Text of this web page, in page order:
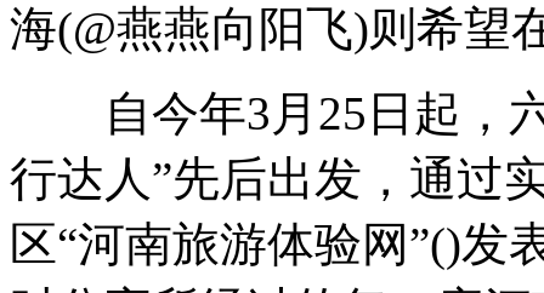
海(@燕燕向阳飞)则希望
自今年3月25日起，六
行达人”先后出发，通过
区“河南旅游体验网”()发